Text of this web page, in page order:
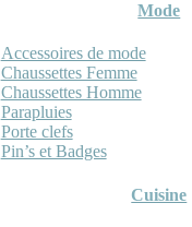
Mode
Accessoires de mode
Chaussettes Femme
Chaussettes Homme
Parapluies
Porte clefs
Pin’s et Badges
Cuisine